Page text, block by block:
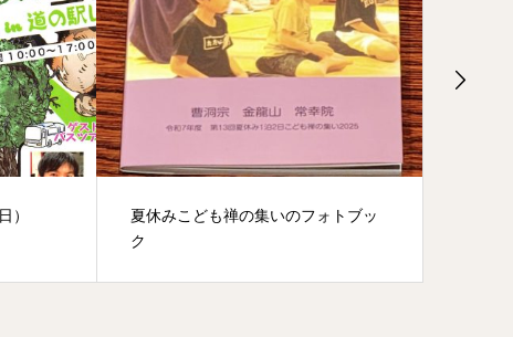
ブッ
ミモザ（3月8日）